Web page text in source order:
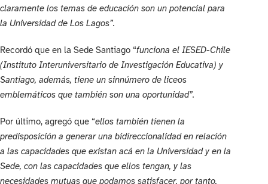
claramente los temas de educación son un potencial para
la Universidad de Los Lagos”.
Recordó que en la Sede Santiago “funciona el IESED-Chile
(Instituto Interuniversitario de Investigación Educativa) y
Santiago, además, tiene un sinnúmero de liceos
emblemáticos que también son una oportunidad”.
Por último, agregó que “ellos también tienen la
predisposición a generar una bidireccionalidad en relación
a las capacidades que existan acá en la Universidad y en la
Sede, con las capacidades que ellos tengan, y las
necesidades mutuas que podamos satisfacer, por tanto,